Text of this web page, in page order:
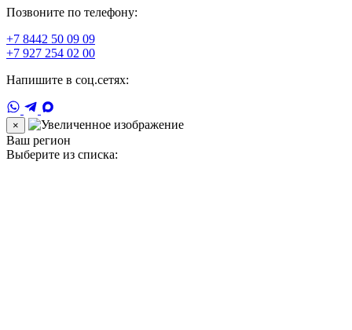
Позвоните по телефону:
+7 8442 50 09 09
+7 927 254 02 00
Напишите в соц.сетях:
×
Ваш регион
Выберите из списка: